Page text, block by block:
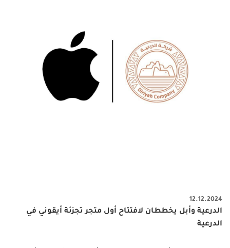
12.12.2024
الدرعية وأبل يخططان لافتتاح أول متجر تجزئة أيقوني في
الدرعية